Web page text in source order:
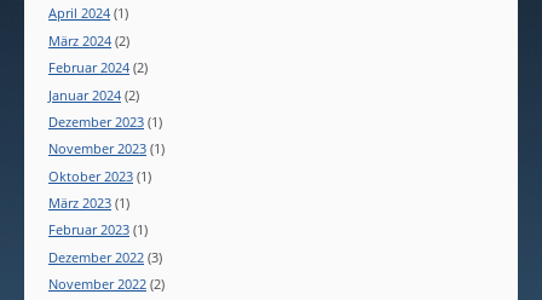
April 2024 (1)
März 2024 (2)
Februar 2024 (2)
Januar 2024 (2)
Dezember 2023 (1)
November 2023 (1)
Oktober 2023 (1)
März 2023 (1)
Februar 2023 (1)
Dezember 2022 (3)
November 2022 (2)